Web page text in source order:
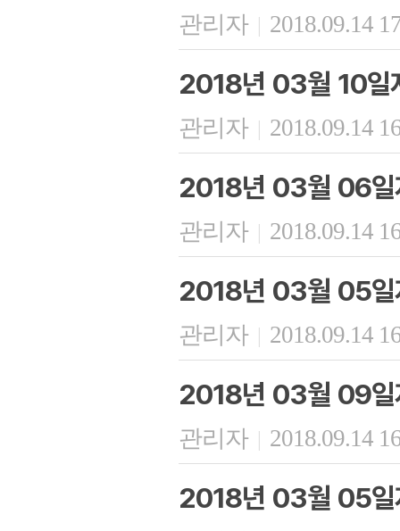
관리자 | 2018.09.14
2018년 03월 10일
관리자 | 2018.09.14
2018년 03월 06일
관리자 | 2018.09.14
2018년 03월 05일
관리자 | 2018.09.14
2018년 03월 09일
관리자 | 2018.09.14
2018년 03월 05일